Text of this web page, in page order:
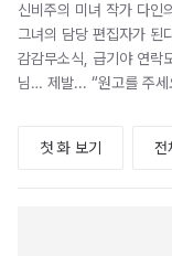
신비주의 미녀 작가 다인
그녀의 담당 편집자가 된
감감무소식, 급기야 연락
님… 제발... “원고를 주세
첫 화 보기 전